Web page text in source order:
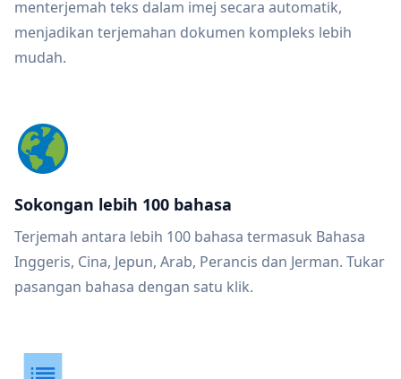
menterjemah teks dalam imej secara automatik,
menjadikan terjemahan dokumen kompleks lebih
mudah.
Sokongan lebih 100 bahasa
Terjemah antara lebih 100 bahasa termasuk Bahasa
Inggeris, Cina, Jepun, Arab, Perancis dan Jerman. Tukar
pasangan bahasa dengan satu klik.